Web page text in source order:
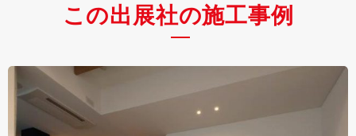
この出展社の施工事例